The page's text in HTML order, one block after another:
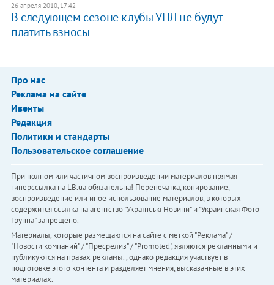
26 апреля 2010, 17:42
В следующем сезоне клубы УПЛ не будут
платить взносы
Про нас
Реклама на сайте
Ивенты
Редакция
Политики и стандарты
Пользовательское соглашение
При полном или частичном воспроизведении материалов прямая
гиперссылка на LB.ua обязательна! Перепечатка, копирование,
воспроизведение или иное использование материалов, в которых
содержится ссылка на агентство "Українськi Новини" и "Украинская Фото
Группа" запрещено.
Материалы, которые размещаются на сайте с меткой "Реклама" /
"Новости компаний" / "Пресрелиз" / "Promoted", являются рекламными и
публикуются на правах рекламы. , однако редакция участвует в
подготовке этого контента и разделяет мнения, высказанные в этих
материалах.